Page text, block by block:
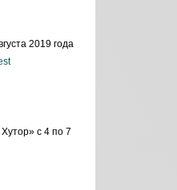
2019 года
с 4 по 7